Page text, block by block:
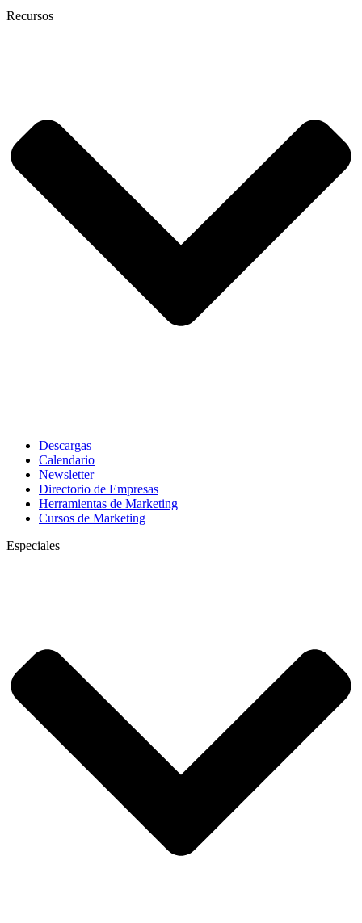
Recursos
Descargas
Calendario
Newsletter
Directorio de Empresas
Herramientas de Marketing
Cursos de Marketing
Especiales